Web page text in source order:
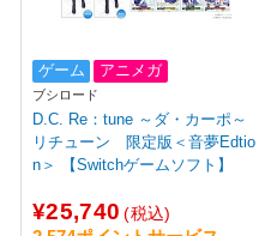
ゲーム アニメガ
ブシロード
D.C. Re：tune ～ダ・カーポ～
リチューン 限定版＜音夢Edtio
n＞ 【Switchゲームソフト】
¥25,740 (税込)